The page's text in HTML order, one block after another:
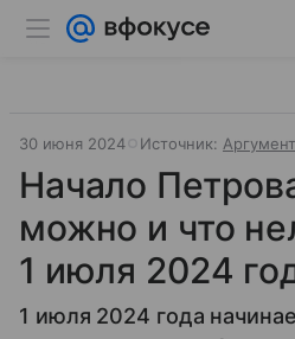
30 июня 2024 Источник:
Начало
можно и что
1 июля 2024
1 июля 2024 года